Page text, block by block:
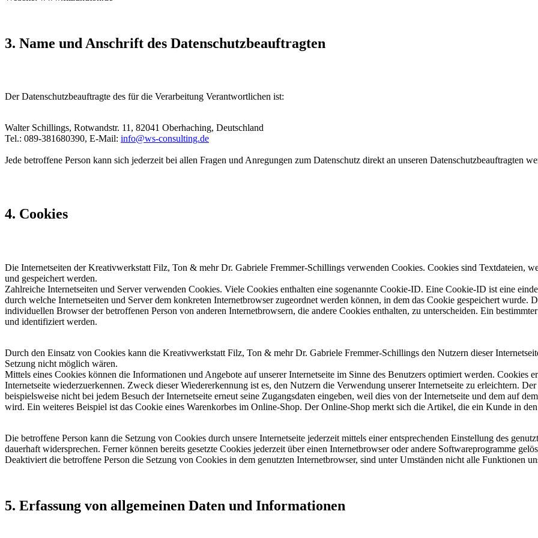
3. Name und Anschrift des Datenschutzbeauftragten
Der Datenschutzbeauftragte des für die Verarbeitung Verantwortlichen ist:
Walter Schillings, Rotwandstr. 11, 82041 Oberhaching, Deutschland
Tel.: 089-381680390, E-Mail: info@ws-consulting.de
Jede betroffene Person kann sich jederzeit bei allen Fragen und Anregungen zum Datenschutz direkt an unseren Datenschutzbeauftragten
4. Cookies
Die Internetseiten der Kreativwerkstatt Filz, Ton & mehr Dr. Gabriele Fremmer-Schillings verwenden Cookies. Cookies sind Textdateien,
und gespeichert werden.
Zahlreiche Internetseiten und Server verwenden Cookies. Viele Cookies enthalten eine sogenannte Cookie-ID. Eine Cookie-ID ist eine
durch welche Internetseiten und Server dem konkreten Internetbrowser zugeordnet werden können, in dem das Cookie gespeichert wurde.
individuellen Browser der betroffenen Person von anderen Internetbrowsern, die andere Cookies enthalten, zu unterscheiden. Ein
und identifiziert werden.
Durch den Einsatz von Cookies kann die Kreativwerkstatt Filz, Ton & mehr Dr. Gabriele Fremmer-Schillings den Nutzern dieser
Setzung nicht möglich wären.
Mittels eines Cookies können die Informationen und Angebote auf unserer Internetseite im Sinne des Benutzers optimiert werden. Cookies
Internetseite wiederzuerkennen. Zweck dieser Wiedererkennung ist es, den Nutzern die Verwendung unserer Internetseite zu erleichtern.
beispielsweise nicht bei jedem Besuch der Internetseite erneut seine Zugangsdaten eingeben, weil dies von der Internetseite und dem auf
wird. Ein weiteres Beispiel ist das Cookie eines Warenkorbes im Online-Shop. Der Online-Shop merkt sich die Artikel, die ein Kunde in
Die betroffene Person kann die Setzung von Cookies durch unsere Internetseite jederzeit mittels einer entsprechenden Einstellung des
dauerhaft widersprechen. Ferner können bereits gesetzte Cookies jederzeit über einen Internetbrowser oder andere Softwareprogramme
Deaktiviert die betroffene Person die Setzung von Cookies in dem genutzten Internetbrowser, sind unter Umständen nicht alle Funktionen
5. Erfassung von allgemeinen Daten und Informationen